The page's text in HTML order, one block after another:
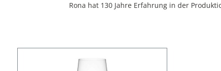
Rona hat 130 Jahre Erfahrung in der